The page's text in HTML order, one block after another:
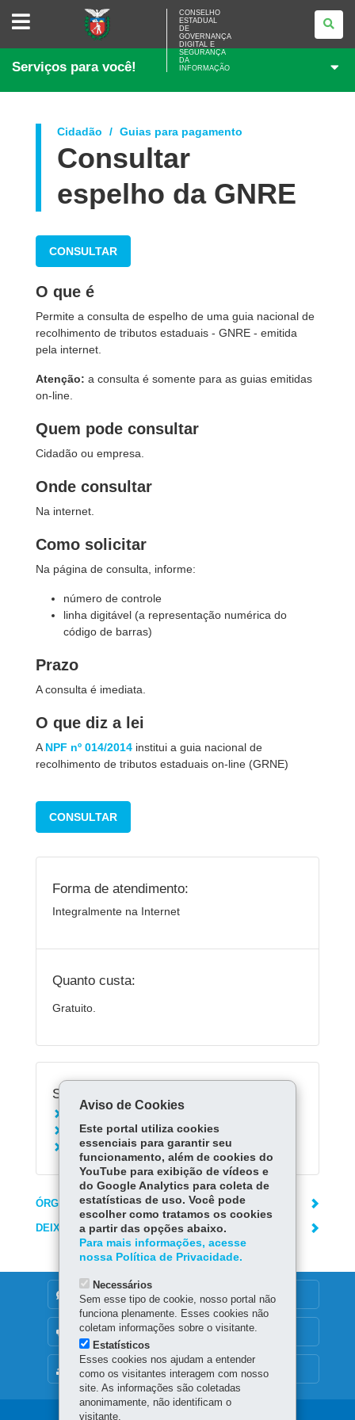
CONSELHO
ESTADUAL
GOVERNANÇA
E
DA
CONSELHO
ESTADUAL
DE
GOVERNANÇA
DIGITAL E
SEGURANÇA
DA
INFORMAÇÃO
Serviços para você!
Cidadão Guias para pagamento
Consultar
espelho da GNRE
CONSULTAR
O que é
Permite a consulta de espelho de uma guia nacional de
recolhimento de tributos estaduais - GNRE - emitida
pela internet.
Atenção: a consulta é somente para as guias emitidas
on-line.
Quem pode consultar
Cidadão ou empresa.
Onde consultar
Na internet.
Como solicitar
Na página de consulta, informe:
número de controle
linha digitável (a representação numérica do
código de barras)
Prazo
A consulta é imediata.
O que diz a lei
A NPF nº 014/2014 institui a guia nacional de
recolhimento de tributos estaduais on-line (GRNE)
CONSULTAR
Forma de atendimento:
Integralmente na Internet
Quanto custa:
Gratuito.
Serviços Relacionados:
Consultar pagamento da GNRE
Retificar GR-PR e GNRE
ÓRGÃO RESPONSÁVEL
DEIXE SUA OPINIÃO
MAPA DO SITE
DENUNCIE CORRUPÇÃO
OUVIDORIA
Aviso de Cookies
Este portal utiliza cookies
essenciais para garantir seu
funcionamento, além de cookies do
YouTube para exibição de vídeos e
do Google Analytics para coleta de
estatísticas de uso. Você pode
escolher como tratamos os cookies
a partir das opções abaixo.
Para mais informações, acesse
nossa Política de Privacidade.
Necessários
Sem esse tipo de cookie, nosso portal não
funciona plenamente. Esses cookies não
coletam informações sobre o visitante.
Estatísticos
Esses cookies nos ajudam a entender
como os visitantes interagem com nosso
site. As informações são coletadas
anonimamente, não identificam o
visitante.